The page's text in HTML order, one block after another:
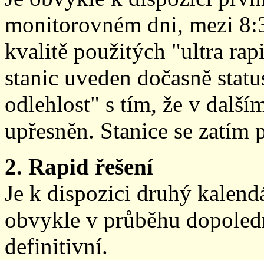
monitorovném dni, mezi
kvalitě použitých "ultra
stanic uveden dočasně
odlehlost" s tím, že v
upřesněn. Stanice se zatím
2. Rapid řešení
Je k dispozici druhý
obvykle v průběhu
definitivní.